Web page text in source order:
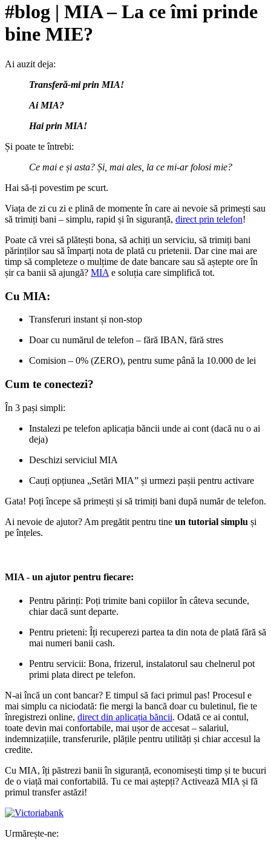
#blog | MIA – La ce îmi prinde
bine MIE?
Ai auzit deja:
Transferă-mi prin MIA!
Ai MIA?
Hai prin MIA!
Și poate te întrebi:
Ce mai e și asta? Și, mai ales, la ce mi-ar folosi mie?
Hai să-ți povestim pe scurt.
Viața de zi cu zi e plină de momente în care ai nevoie să primești sau
să trimiți bani – simplu, rapid și în siguranță, direct prin telefon!
Poate că vrei să plătești bona, să achiți un serviciu, să trimiți bani
părinților sau să împarți nota de plată cu prietenii. Dar cine mai are
timp să completeze o mulțime de date bancare sau să aștepte ore în
șir ca banii să ajungă? MIA e soluția care simplifică tot.
Cu MIA:
Transferuri instant și non-stop
Doar cu numărul de telefon – fără IBAN, fără stres
Comision – 0% (ZERO), pentru sume până la 10.000 de lei
Cum te conectezi?
În 3 pași simpli:
Instalezi pe telefon aplicația băncii unde ai cont (dacă nu o ai
deja)
Deschizi serviciul MIA
Cauți opțiunea „Setări MIA” și urmezi pașii pentru activare
Gata! Poți începe să primești și să trimiți bani după număr de telefon.
Ai nevoie de ajutor? Am pregătit pentru tine un tutorial simplu și
pe înțeles.
MIA - un ajutor pentru fiecare:
Pentru părinți: Poți trimite bani copiilor în câteva secunde,
chiar dacă sunt departe.
Pentru prieteni: Îți recuperezi partea ta din nota de plată fără să
mai numeri banii cash.
Pentru servicii: Bona, frizerul, instalatorul sau chelnerul pot
primi plata direct pe telefon.
N-ai încă un cont bancar? E timpul să faci primul pas! Procesul e
mai simplu ca niciodată: fie mergi la bancă doar cu buletinul, fie te
înregistrezi online, direct din aplicația băncii. Odată ce ai contul,
toate devin mai confortabile, mai ușor de accesat – salariul,
indemnizațiile, transferurile, plățile pentru utilități și chiar accesul la
credite.
Cu MIA, îți păstrezi banii în siguranță, economisești timp și te bucuri
de o viață mai confortabilă. Tu ce mai aștepți? Activează MIA și fă
primul transfer astăzi!
Urmărește-ne: